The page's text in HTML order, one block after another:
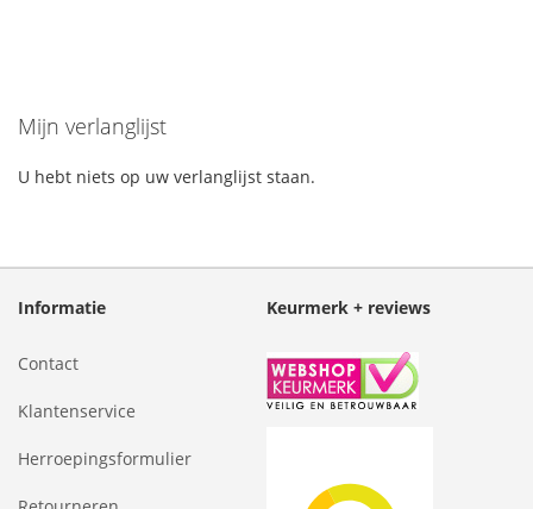
Mijn verlanglijst
U hebt niets op uw verlanglijst staan.
Informatie
Contact
Klantenservice
Herroepingsformulier
Keurmerk + reviews